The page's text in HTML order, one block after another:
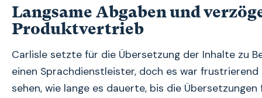
Langsame Abgaben und
Produktvertrieb
Carlisle setzte für die Übersetzung der Inhalte zu
einen Sprachdienstleister, doch es war frustrierend
sehen, wie lange es dauerte, bis die